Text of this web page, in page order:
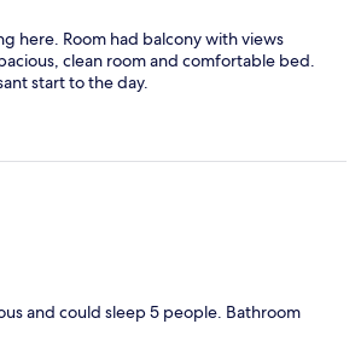
here. Room had balcony with views
clean room and comfortable bed.
start to the day.
and could sleep 5 people. Bathroom